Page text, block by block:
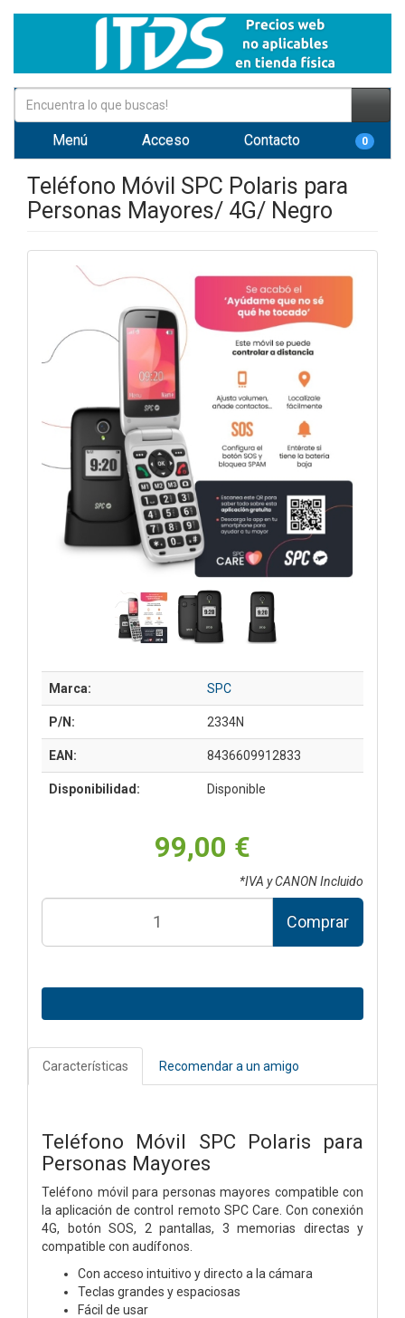
Menú Acceso Contacto 0
Teléfono Móvil SPC Polaris para
Personas Mayores/ 4G/ Negro
Marca: SPC
P/N: 2334N
EAN: 8436609912833
Disponibilidad: Disponible
99,00 €
*IVA y CANON Incluido
Comprar
Características Recomendar a un amigo
Teléfono Móvil SPC Polaris para
Personas Mayores
Teléfono móvil para personas mayores compatible con
la aplicación de control remoto SPC Care. Con conexión
4G, botón SOS, 2 pantallas, 3 memorias directas y
compatible con audífonos.
Con acceso intuitivo y directo a la cámara
Teclas grandes y espaciosas
Fácil de usar